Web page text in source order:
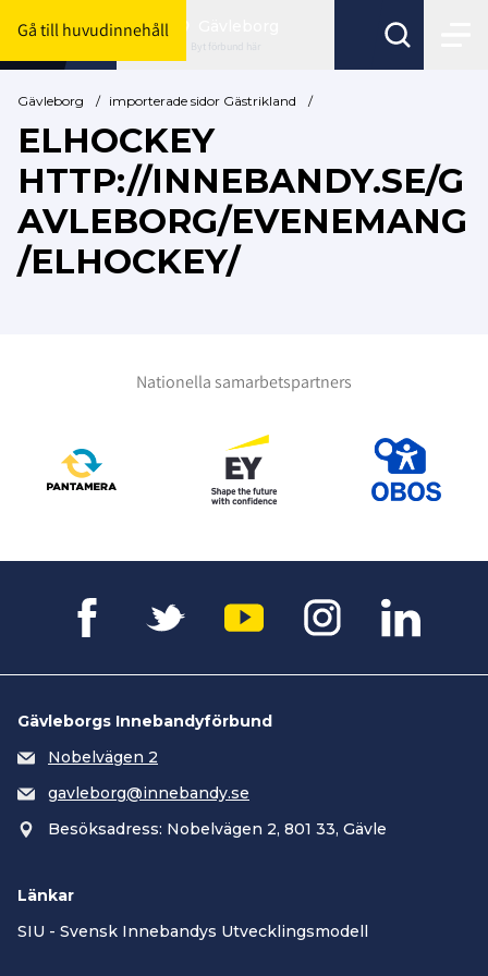
Gå till huvudinnehåll
Byt förbund här
Gävleborg / importerade sidor Gästrikland /
ELHOCKEY
HTTP://INNEBANDY.SE/G
AVLEBORG/EVENEMANG
/ELHOCKEY/
Nationella samarbetspartners
Gävleborgs Innebandyförbund
Nobelvägen 2
gavleborg@innebandy.se
Besöksadress: Nobelvägen 2, 801 33, Gävle
Länkar
SIU - Svensk Innebandys Utvecklingsmodell